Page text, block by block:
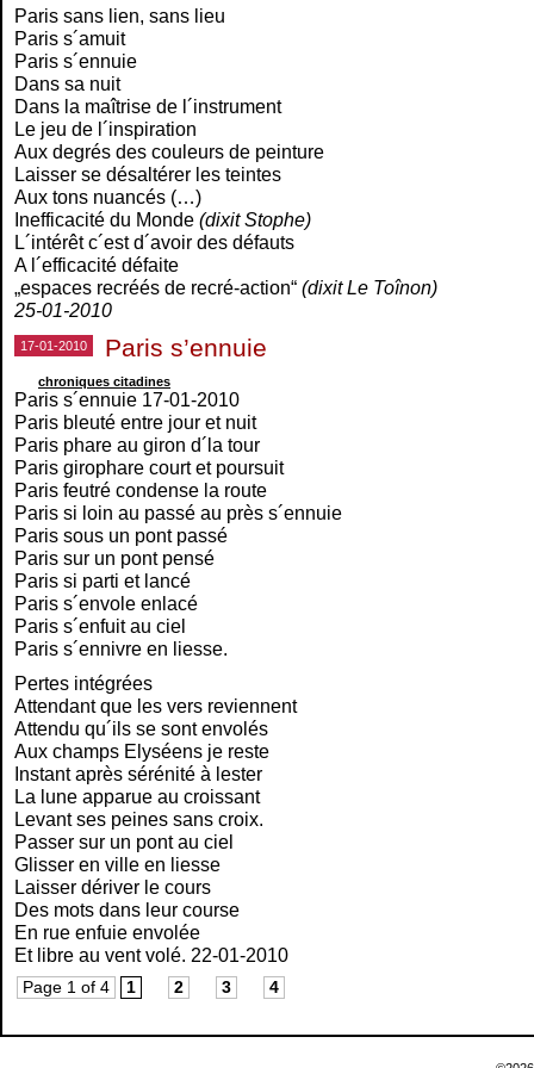
Paris sans lien, sans lieu
Paris s´amuit
Paris s´ennuie
Dans sa nuit
Dans la maîtrise de l´instrument
Le jeu de l´inspiration
Aux degrés des couleurs de peinture
Laisser se désaltérer les teintes
Aux tons nuancés (…)
Inefficacité du Monde (dixit Stophe)
L´intérêt c´est d´avoir des défauts
A l´efficacité défaite
„espaces recréés de recré-action“ (dixit Le Toînon)
25-01-2010
17-01-2010 Paris s’ennuie
chroniques citadines
Paris s´ennuie 17-01-2010
Paris bleuté entre jour et nuit
Paris phare au giron d´la tour
Paris girophare court et poursuit
Paris feutré condense la route
Paris si loin au passé au près s´ennuie
Paris sous un pont passé
Paris sur un pont pensé
Paris si parti et lancé
Paris s´envole enlacé
Paris s´enfuit au ciel
Paris s´ennivre en liesse.
Pertes intégrées
Attendant que les vers reviennent
Attendu qu´ils se sont envolés
Aux champs Elyséens je reste
Instant après sérénité à lester
La lune apparue au croissant
Levant ses peines sans croix.
Passer sur un pont au ciel
Glisser en ville en liesse
Laisser dériver le cours
Des mots dans leur course
En rue enfuie envolée
Et libre au vent volé. 22-01-2010
Page 1 of 4 1 2 3 4